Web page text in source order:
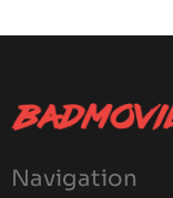
Navigation